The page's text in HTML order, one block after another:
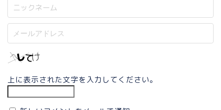
上に表示された文字を入力してください。